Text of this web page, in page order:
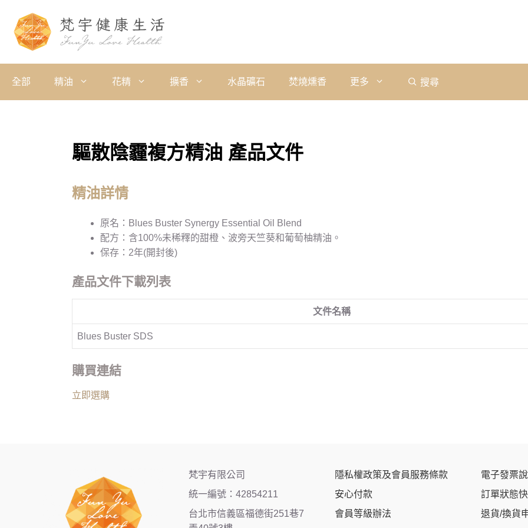
全部 精油 花精 擴香 水晶礦石 焚燒燻香 更多 搜尋
驅散陰霾複方精油 產品文件
精油詳情
原名：Blues Buster Synergy Essential Oil Blend
配方：含100%未稀釋的甜橙、波旁天竺葵和葡萄柚精油。
保存：2年(開封後)
產品文件下載列表
文件名稱
Blues Buster SDS
購買連結
立即選購
梵宇有限公司
統一編號：42854211
台北市信義區福德街251巷7
隱私權政策及會員服務條款
安心付款
會員等級辦法
電子發票
訂單狀態
退貨/換貨